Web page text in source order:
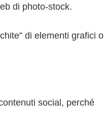
di photo-stock.
di elementi grafici o
social, perché